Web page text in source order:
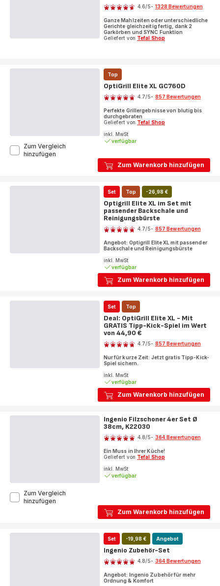
4.6/5- 1328 Bewertungen
Ganze Mahlzeiten oder unterschiedliche
Gerichte gleichzeitig fertig, dank 2
Garkörben und SYNC Funktion
Geliefert von Tefal Shop
Zum Warenkorb hinzufügen
Top
OptiGrill Elite XL GC760D
Bewertung
4.7/5- 857 Bewertungen
Perfekte Grillergebnisse von blutig bis
durchgebraten
Geliefert von Tefal Shop
inkl. MwSt
verfügbar
Zum Vergleich
hinzufügen
Zum Warenkorb hinzufügen
Set Top -26,98 €
Optigrill Elite XL im Set mit
passender Backschale und
Reinigungsbürste
Bewertung
4.7/5- 857 Bewertungen
Angebot: Optigrill Elite XL mit passender
Backschale und Reinigungsbürste
inkl. MwSt
verfügbar
Zum Warenkorb hinzufügen
Set Top
Deal: OptiGrill Elite XL - Mit
GRATIS Tipp-Kick-Spiel im Wert
von 44,90 €
Bewertung
4.7/5- 857 Bewertungen
Nur für kurze Zeit: Jetzt gratis Tipp-Kick-
Spiel sichern.
inkl. MwSt
verfügbar
Zum Warenkorb hinzufügen
Ingenio Filzschoner 4er Set Ø
38cm, K22030
Bewertung
4.8/5- 364 Bewertungen
Ein Muss in Ihrer Küche!
Geliefert von Tefal Shop
inkl. MwSt
verfügbar
Zum Vergleich
hinzufügen
Ø
Set -19,98 € Angebot
Ingenio Zubehör-Set
Bewertung
4.8/5- 364 Bewertungen
Angebot: Ingenio Zubehör für mehr
Ordnung & Komfort